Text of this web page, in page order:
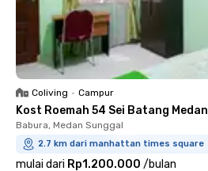
Coliving • Campur
Kost Roemah 54 Sei Batang Medan
Babura, Medan Sunggal
2.7 km dari manhattan times square
mulai dari Rp1.200.000 /bulan